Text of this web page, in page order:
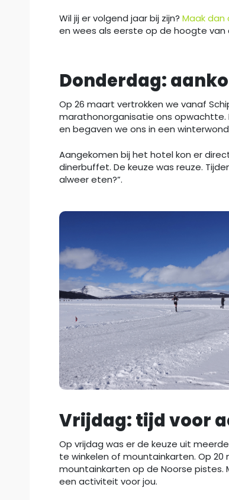
Wil jij er volgend jaar bij zijn? Maak dan
en wees als eerste op de hoogte van
Donderdag:
Op 26 maart vertrokken we vanaf
marathonorganisatie ons opwachtte.
en begaven we ons in een
Aangekomen bij het hotel kon er
dinerbuffet. De keuze was reuze.
alweer eten?”.
Vrijdag: tijd voor
Op vrijdag was er de keuze uit
te winkelen of mountainkarten. Op
mountainkarten op de Noorse pistes.
een activiteit voor jou.